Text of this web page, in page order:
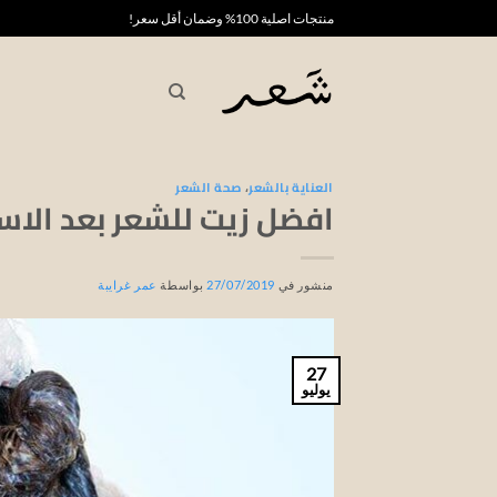
للمحتوى
منتجات اصلية 100% وضمان أقل سعر!
العناية بالشعر،صحة الشعر
افضل زيت للشعر بعد
منشور في 27/07/2019 بواسطة عمر غرايبة
27
يوليو